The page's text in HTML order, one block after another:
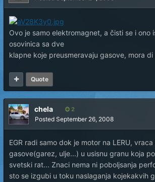
Ovo je samo elektromagnet, a čisti se i ono
osovinica sa dve
klapne koje preusmeravaju gasove, mora di
Quote
chela 2
Posted September 26, 2008
EGR radi samo dok je motor na LERU,
gasove(garez, ulje...) u usisnu granu koja
svetski rat... Znaci nema ni poboljsanja
sto se izgubi u toku naslaganja kojekakvih